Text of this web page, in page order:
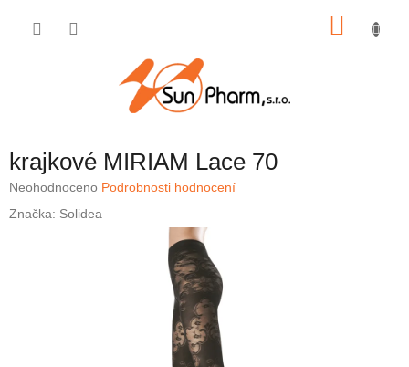
krajkové MIRIAM Lace 70
Průměrné
produktu
Neohodnoceno Podrobnosti hodnocení
Značka: Solidea